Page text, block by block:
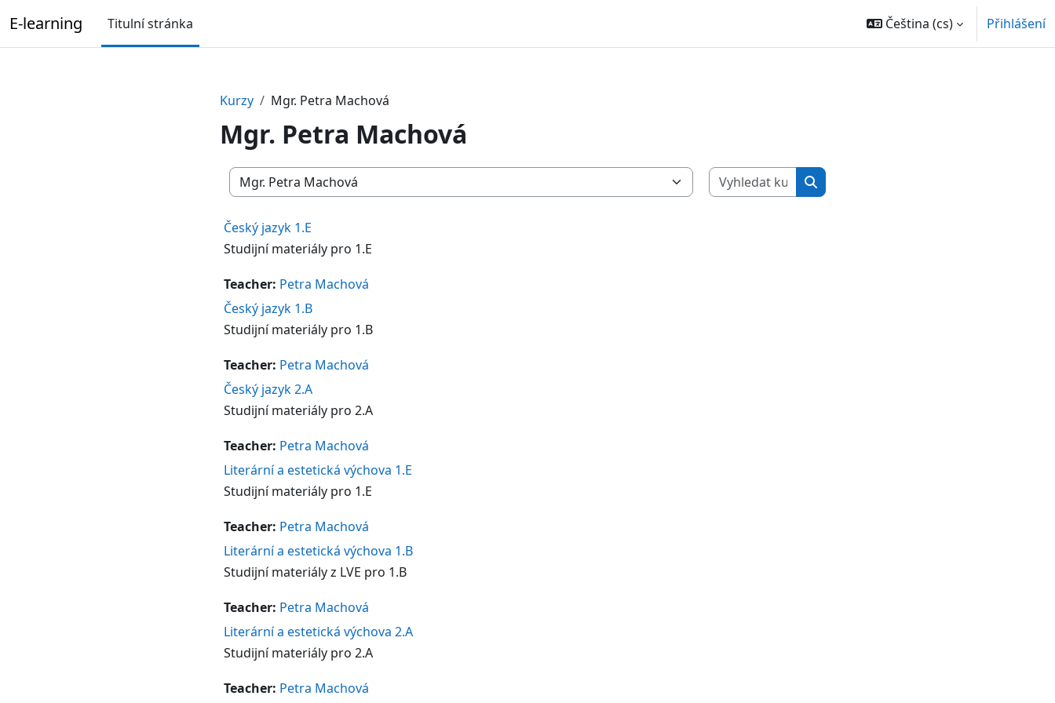
E-learning Titulní stránka Čeština ‎(cs)‎ Přihlášení
Kurzy Mgr. Petra Machová
Mgr. Petra Machová
Kategorie kurzů
Vyhledat kurzy
Vyhledat kurzy
Český jazyk 1.E
Studijní materiály pro 1.E
Teacher: Petra Machová
Český jazyk 1.B
Studijní materiály pro 1.B
Teacher: Petra Machová
Český jazyk 2.A
Studijní materiály pro 2.A
Teacher: Petra Machová
Literární a estetická výchova 1.E
Studijní materiály pro 1.E
Teacher: Petra Machová
Literární a estetická výchova 1.B
Studijní materiály z LVE pro 1.B
Teacher: Petra Machová
Literární a estetická výchova 2.A
Studijní materiály pro 2.A
Teacher: Petra Machová